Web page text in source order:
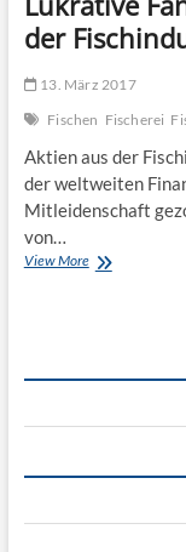
der
13. März 2017
Fischen Fischerei
Aktien aus der
der weltweiten
Mitleidenschaft
von…
View MoreLukrative